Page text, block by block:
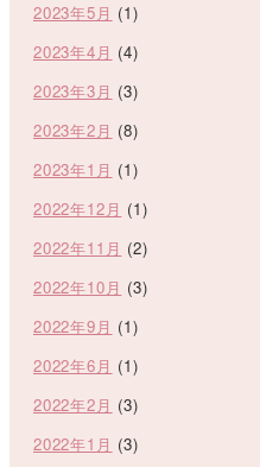
2023年5月 (1)
2023年4月 (4)
2023年3月 (3)
2023年2月 (8)
2023年1月 (1)
2022年12月 (1)
2022年11月 (2)
2022年10月 (3)
2022年9月 (1)
2022年6月 (1)
2022年2月 (3)
2022年1月 (3)